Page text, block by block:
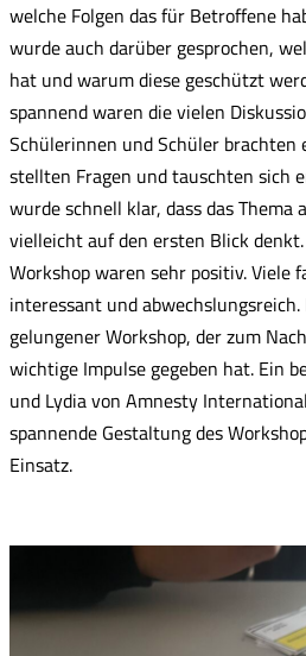
welche Folgen das für Betroffene
wurde auch darüber gesprochen,
hat und warum diese geschützt
spannend waren die vielen
Schülerinnen und Schüler brachten
stellten Fragen und tauschten sich
wurde schnell klar, dass das Thema
vielleicht auf den ersten Blick
Workshop waren sehr positiv. Viele
interessant und
gelungener Workshop, der zum
wichtige Impulse gegeben hat. Ein
und Lydia von Amnesty
spannende Gestaltung des
Einsatz.